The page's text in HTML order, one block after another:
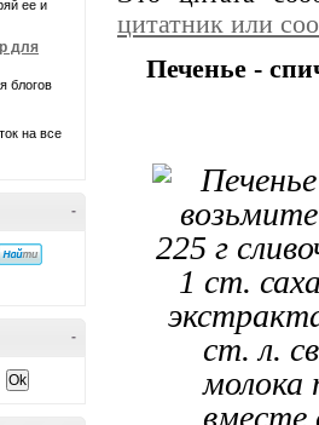
ее и
для
блогов
на все
-
-
цитатник или
Печенье -